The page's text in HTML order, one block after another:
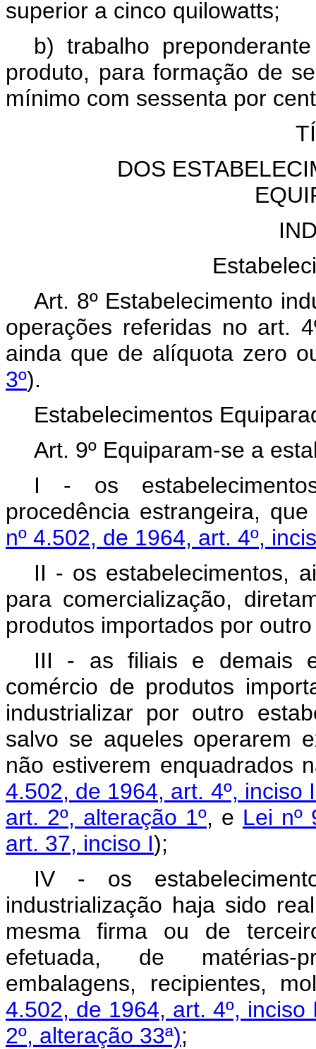
superior a cinco quilowatts;
b) trabalho
produto, para formação de
mínimo com sessenta por
DOS
Art. 8º Estabelecimento
operações referidas no art.
ainda que de alíquota zero
3º).
Estabelecimentos
Art. 9º Equiparam-se a
I - os
procedência estrangeira,
nº 4.502, de 1964, art. 4º,
II - os estabelecimentos,
para comercialização,
produtos importados por
III - as filiais e demais
comércio de produtos
industrializar por outro
salvo se aqueles operarem
não estiverem enquadrados
4.502, de 1964, art. 4º, inciso
art. 2º, alteração 1º, e Lei nº
art. 37, inciso I);
IV - os
industrialização haja sido
mesma firma ou de
efetuada, de matérias-
embalagens, recipientes,
4.502, de 1964, art. 4º, inciso
2º, alteração 33ª);